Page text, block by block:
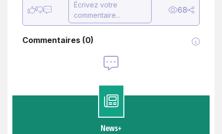
Écrivez votre
commentaire...
68
Commentaires (0)
News+